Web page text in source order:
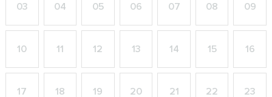
03 04 05 06 07 08 09
10 11 12 13 14 15 16
17 18 19 20 21 22 23